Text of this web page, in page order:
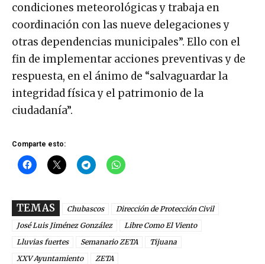
condiciones meteorológicas y trabaja en
coordinación con las nueve delegaciones y
otras dependencias municipales”. Ello con el
fin de implementar acciones preventivas y de
respuesta, en el ánimo de “salvaguardar la
integridad física y el patrimonio de la
ciudadanía”.
Comparte esto:
TEMAS Chubascos
Dirección de Protección Civil
José Luis Jiménez González
Libre Como El Viento
Lluvias fuertes
Semanario ZETA
Tijuana
XXV Ayuntamiento
ZETA